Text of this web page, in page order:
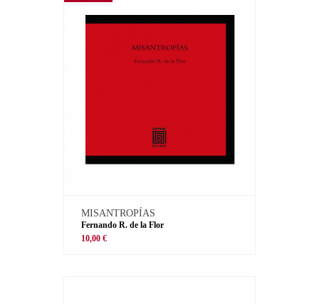
MISANTROPÍAS
Fernando R. de la Flor
10,00 €